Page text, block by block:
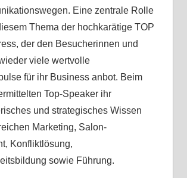
Eine zentrale Rolle
Thema der hochkarätige TOP
der den Besucherinnen und
viele wertvolle
für ihr Business anbot. Beim
Top-Speaker ihr
und strategisches Wissen
Marketing, Salon-
Konfliktlösung,
sowie Führung.